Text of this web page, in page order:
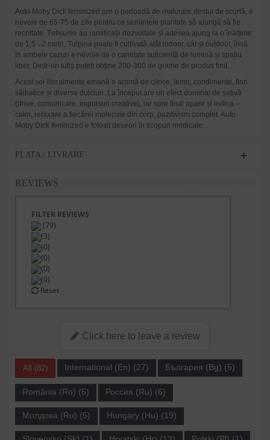
Auto Moby Dick feminized are o perioadă de maturare destul de scurtă, e
nevoie de 65-75 de zile pentru ca semințele plantate să ajungă să fie
recoltate. Tufișurile au ramificații dezvoltate și adesea ajung la o înălțime
de 1,5 - 2 metri. Tulpina poate fi cultivată atât indoor, cât și outdoor, însă
în ambele cazuri e nevoie de o cantitate suficientă de lumină și spațiu
liber. Dintr-un tufiș puteți obține 200-300 de grame de produs finit.
Acest soi literalmente emană o aromă de citrice, lemn, condimente, flori
sălbatice și diverse dulciuri. La început are un efect dominat de sativă
(drive, comunicare, impulsuri creative), iar spre final apare și indica –
calm, relaxare a fiecărei molecule din corp, pozitivism complet. Auto
Moby Dick feminized e folosit deseori în scopuri medicale.
PLATA / LIVRARE
REVIEWS
FILTER REVIEWS
(79)
(3)
(0)
(0)
(0)
(0)
Reset
Click here to leave a review
All (82) International (En) (27) България (Bg) (5)
România (Ro) (5) Россия (Ru) (6)
Молдова (Ru) (5) Hungary (Hu) (19)